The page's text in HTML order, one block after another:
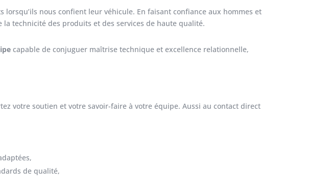
nous confient leur véhicule. En faisant confiance aux hommes et
technicité des produits et des services de haute qualité.
capable de conjuguer maîtrise technique et excellence relationnelle,
votre soutien et votre savoir-faire à votre équipe. Aussi au contact direct
de qualité,